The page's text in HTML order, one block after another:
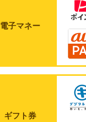
電子マネー
ギフト券